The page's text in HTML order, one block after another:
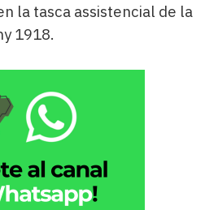
la tasca assistencial de la
1918.